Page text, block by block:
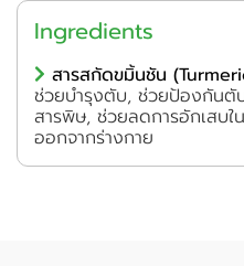
Ingredients
สารสกัดขมิ้นชัน
ช่วยบำรุงตับ, ช่วยป้องกันตั
สารพิษ, ช่วยลดการอักเสบใ
ออกจากร่างกาย